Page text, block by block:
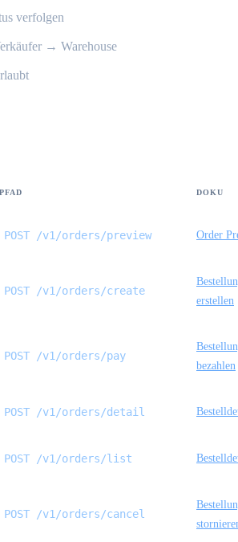
verfolgen
→ Warehouse
PFAD DOKU
POST /v1/orders/preview Order
POST /v1/orders/create
erstellen
POST /v1/orders/pay
bezahlen
POST /v1/orders/detail
POST /v1/orders/list
POST /v1/orders/cancel